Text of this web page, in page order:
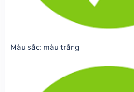
Màu sắc: màu trắng